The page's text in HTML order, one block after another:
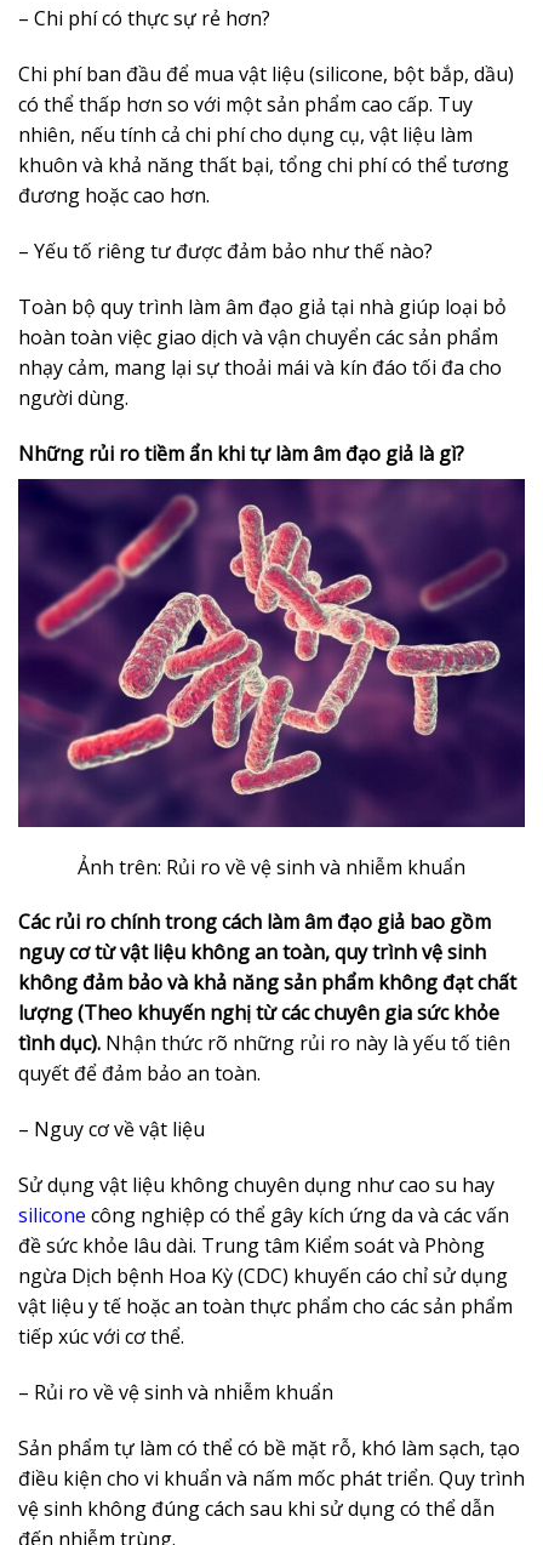
– Chi phí có thực sự rẻ hơn?
Chi phí ban đầu để mua vật liệu (silicone, bột bắp, dầu)
có thể thấp hơn so với một sản phẩm cao cấp. Tuy
nhiên, nếu tính cả chi phí cho dụng cụ, vật liệu làm
khuôn và khả năng thất bại, tổng chi phí có thể tương
đương hoặc cao hơn.
– Yếu tố riêng tư được đảm bảo như thế nào?
Toàn bộ quy trình làm âm đạo giả tại nhà giúp loại bỏ
hoàn toàn việc giao dịch và vận chuyển các sản phẩm
nhạy cảm, mang lại sự thoải mái và kín đáo tối đa cho
người dùng.
Những rủi ro tiềm ẩn khi tự làm âm đạo giả là gì?
Ảnh trên: Rủi ro về vệ sinh và nhiễm khuẩn
Các rủi ro chính trong cách làm âm đạo giả bao gồm
nguy cơ từ vật liệu không an toàn, quy trình vệ sinh
không đảm bảo và khả năng sản phẩm không đạt chất
lượng (Theo khuyến nghị từ các chuyên gia sức khỏe
tình dục). Nhận thức rõ những rủi ro này là yếu tố tiên
quyết để đảm bảo an toàn.
– Nguy cơ về vật liệu
Sử dụng vật liệu không chuyên dụng như cao su hay
silicone công nghiệp có thể gây kích ứng da và các vấn
đề sức khỏe lâu dài. Trung tâm Kiểm soát và Phòng
ngừa Dịch bệnh Hoa Kỳ (CDC) khuyến cáo chỉ sử dụng
vật liệu y tế hoặc an toàn thực phẩm cho các sản phẩm
tiếp xúc với cơ thể.
– Rủi ro về vệ sinh và nhiễm khuẩn
Sản phẩm tự làm có thể có bề mặt rỗ, khó làm sạch, tạo
điều kiện cho vi khuẩn và nấm mốc phát triển. Quy trình
vệ sinh không đúng cách sau khi sử dụng có thể dẫn
đến nhiễm trùng.